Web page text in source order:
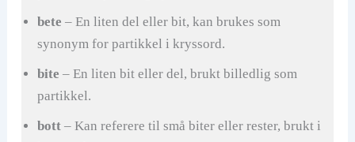
i
d
e
bete – En liten del eller bit, kan brukes som
synonym for partikkel i kryssord.
bite – En liten bit eller del, brukt billedlig som
partikkel.
bott– Kan referere til små biter eller rester, brukt i